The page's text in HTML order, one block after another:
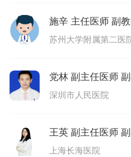
施辛 主任医师 副
苏州大学附属第二医
党林 副主任医师
深圳市人民医院
王英 副主任医师
上海长海医院